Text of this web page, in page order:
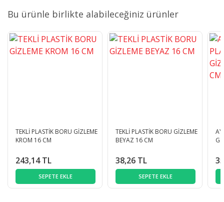
Bu ürünle birlikte alabileceğiniz ürünler
TEKLİ PLASTİK BORU GİZLEME
KROM 16 CM
243,14 TL
SEPETE EKLE
TEKLİ PLASTİK BORU GİZLEME
BEYAZ 16 CM
38,26 TL
SEPETE EKLE